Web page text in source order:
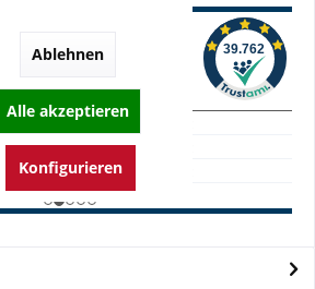
Ablehnen
Alle akzeptieren
Konfigurieren